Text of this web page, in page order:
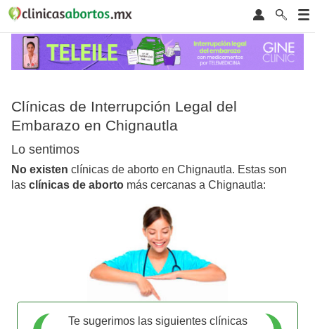
Clínicas de Interrupción Legal del
Embarazo en Chignautla
Lo sentimos
No existen clínicas de aborto en Chignautla. Estas son
las clínicas de aborto más cercanas a Chignautla:
Te sugerimos las siguientes clínicas